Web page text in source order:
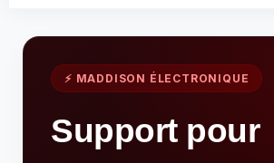
⚡ MADDISON ÉLECTRONIQUE
Support pour